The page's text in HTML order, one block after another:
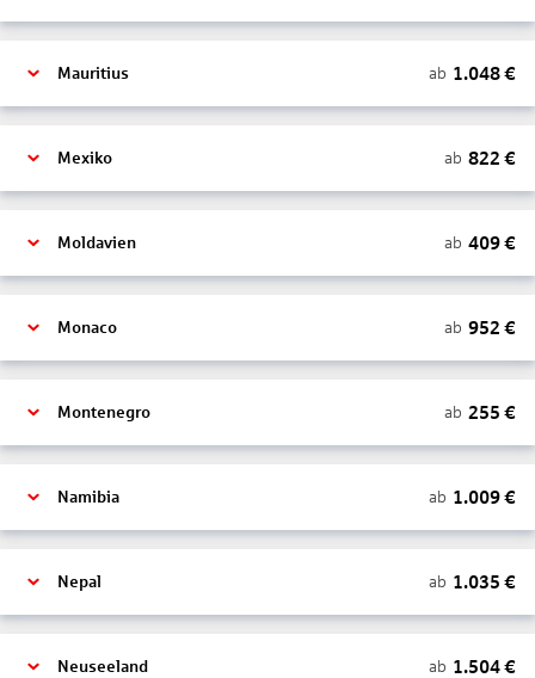
Mauritius ab 1.048€
Mexiko ab 822 €
Moldavien ab 409€
Monaco ab 952 €
Montenegro ab 255 €
Namibia ab 1.009€
Nepal ab 1.035 €
Neuseeland ab 1.504€